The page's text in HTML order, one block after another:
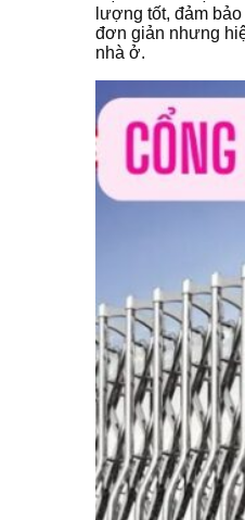
lượng tốt, đảm
đơn giản nhưng
nhà ở.